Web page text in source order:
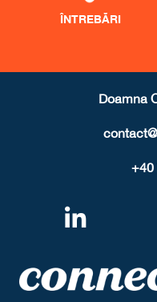
ÎNTREBĂRI
Doamna
+40